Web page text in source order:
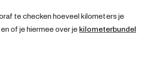
te checken hoeveel kilometers je
of je hiermee over je kilometerbundel